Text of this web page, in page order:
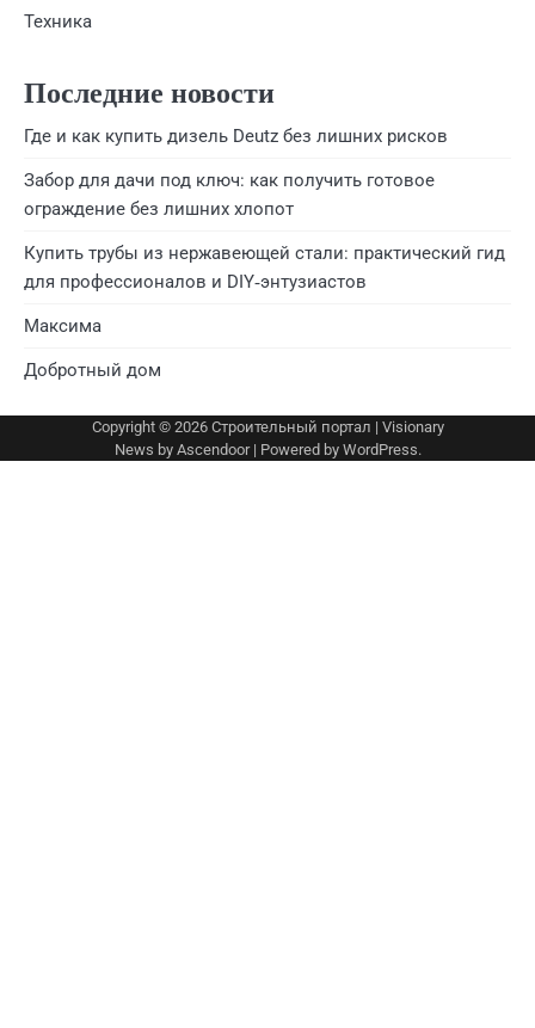
Техника
Последние новости
Где и как купить дизель Deutz без лишних рисков
Забор для дачи под ключ: как получить готовое
ограждение без лишних хлопот
Купить трубы из нержавеющей стали: практический гид
для профессионалов и DIY‑энтузиастов
Максима
Добротный дом
Copyright © 2026 Строительный портал | Visionary
News by Ascendoor| Powered by WordPress.